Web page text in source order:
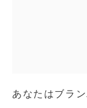
あなたはブラ